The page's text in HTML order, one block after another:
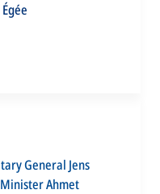
General Jens
Ahmet